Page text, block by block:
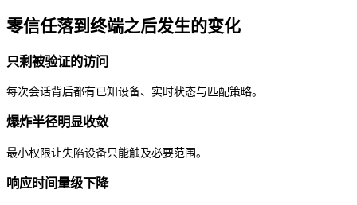
零信任落到终端之后发生的变化
只剩被验证的访问
每次会话背后都有已知设备、实时状态与匹配策略。
爆炸半径明显收敛
最小权限让失陷设备只能触及必要范围。
响应时间量级下降